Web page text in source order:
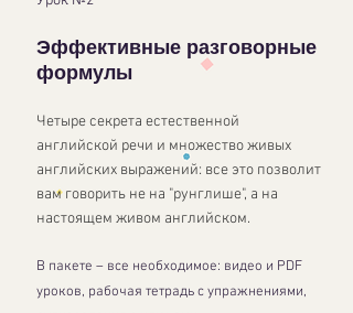
Эффективные разговорные
формулы
Четыре секрета естественной
английской речи и множество живых
английских выражений: все это позволит
вам говорить не на "рунглише", а на
настоящем живом английском.
В пакете – все необходимое: видео и PDF
уроков, рабочая тетрадь с упражнениями,